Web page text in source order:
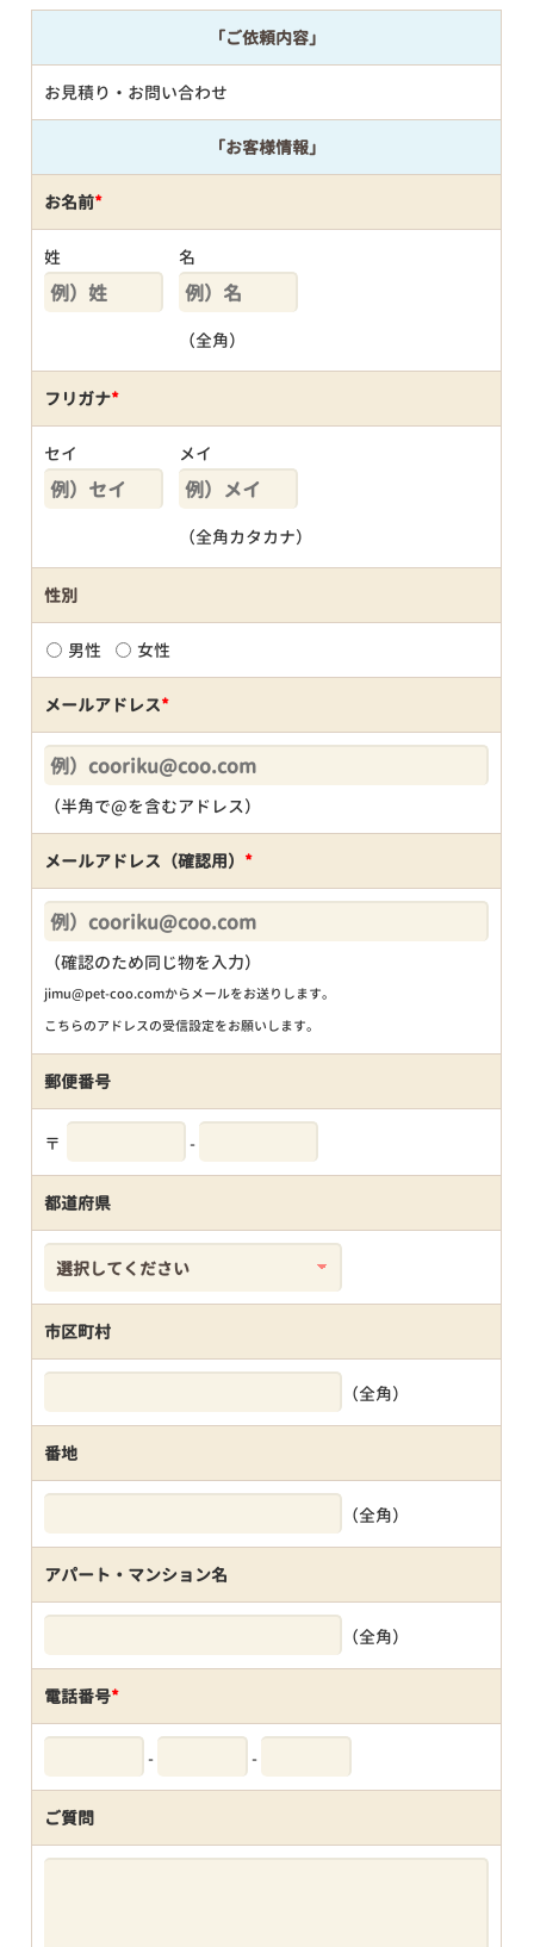
「ご依頼内容」
お見積り・お問い合わせ
「お客様情報」
お名前*
姓 名
（全角）
フリガナ*
セイ メイ
（全角カタカナ）
性別
男性 女性
メールアドレス*
（半角で@を含むアドレス）
メールアドレス（確認用） *
（確認のため同じ物を入力）
jimu@pet-coo.comからメールをお送りします。
こちらのアドレスの受信設定をお願いします。
郵便番号
〒 -
都道府県
市区町村
（全角）
番地
（全角）
アパート・マンション名
（全角）
電話番号*
- -
ご質問